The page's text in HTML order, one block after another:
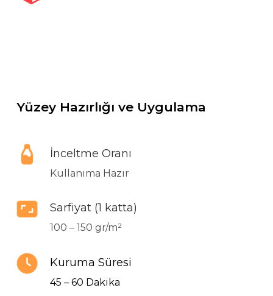
Yüzey Hazırlığı ve Uygulama
İnceltme Oranı
Kullanıma Hazır
Sarfiyat (1 katta)
100 – 150 gr/m²
Kuruma Süresi
45 – 60 Dakika